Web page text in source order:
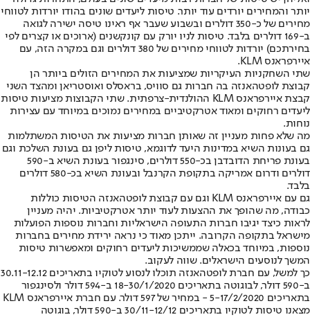
יותר והמחירים יורדים עוד יותר. טיסות ליעדים שונים בהודו יורדות לטווחי
מחירים של כ-350 דולרים ובשבוע שעבר אף ראינו טיסה ישירה לגואה
ב-169 דולרים בלבד. טיסות לניו יורק עם קונקשנים (ארוכים או קצרים לפי
בחירתכם) יורדות לטווחי מחירים של 380 דולרים וגם במקרה הזה, עם
איירפראנס KLM.
שתי השחקניות העיקריות שמציעות את המחירים הזולים ביותר הן
קבוצת לופטהאנזה בה חברות גם סוויס, בראסלס ואוסטריאן ומהצד השני
קבצת איירפראנס KLM ההולנדית-צרפתית. שתי הקבוצות מציעות טיסות
ליעדים רחוקים ומאוד אטרקטיביים במחירים נמוכים במיוחד עם עצירות
נוחות.
מה שלא פחות מעניין זה שאותן חברות מציעות את הטיסות המשתלמות
גם בעונות השיא במדינות היעד לדוגמא, טיסות ליפן גם בעונת השלכת וגם
בעונת פריחת הדובדבן בכ-550 דולרים, סינגפור בעונת השיא ב-590
דולרים ודרום אמריקה בתקופת הקרנבל ובעונת השיא בכ-580 דולרים
בלבד.
גם עם איירפראנס KLM וגם עם קבוצת לופטהאנזה הטיסות כוללות
כבודה, מה שהופך את ההצעות לעוד יותר אטרקטיביות. יהיה מעניין
לראות כיצד יגיבו חברות התעופה הישראליות וחברות נוספות הפועלות
מישראל בתקופה הקרובה. ייתכן מאוד כי נראה ירידת מחירים בחברות
נוספות, במיוחד בכאלה שממשיכות ליעדים רחוקים ומאפשרות טיסות
המשך לנוסעים הישראלים. שווה לעקוב.
כך למשל, עם חברת לופטהאנזה תוכלו לנסוע לטוקיו בתאריכים 30.11-12.12
ב-590 דולר, לבוגוטה בתאריכים 18-30/1/2020 ב-594 דולר ולסינגפור
בתאריכים 5-17/2/2020 - במחיר של 597 דולר. עם חברת איירפראנס KLM
מצאנו טיסות לטוקיו בתאריכים 30/11-12/12 ב-590 דולר, בוגוטה